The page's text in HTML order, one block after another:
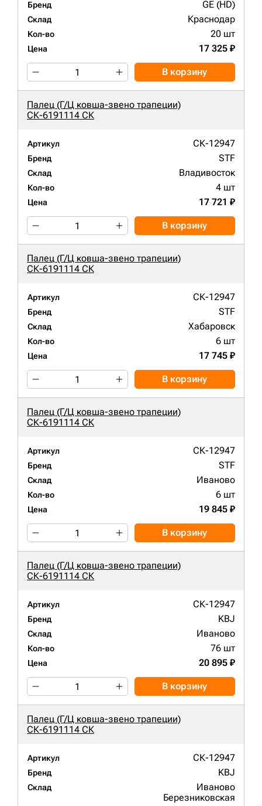
Бренд GE (HD)
Склад Краснодар
Кол-во 20 шт
Цена 17 325 ₽
В корзину
Палец (Г/Ц ковша-звено трапеции)
СК-6191114 СК
Артикул СК-12947
Бренд STF
Склад Владивосток
Кол-во 4 шт
Цена 17 721 ₽
В корзину
Палец (Г/Ц ковша-звено трапеции)
СК-6191114 СК
Артикул СК-12947
Бренд STF
Склад Хабаровск
Кол-во 6 шт
Цена 17 745 ₽
В корзину
Палец (Г/Ц ковша-звено трапеции)
СК-6191114 СК
Артикул СК-12947
Бренд STF
Склад Иваново
Кол-во 6 шт
Цена 19 845 ₽
В корзину
Палец (Г/Ц ковша-звено трапеции)
СК-6191114 СК
Артикул СК-12947
Бренд KBJ
Склад Иваново
Кол-во 76 шт
Цена 20 895 ₽
В корзину
Палец (Г/Ц ковша-звено трапеции)
СК-6191114 СК
Артикул СК-12947
Бренд KBJ
Склад
Иваново
Березниковская